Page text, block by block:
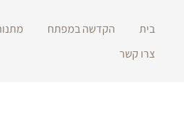
בית הקדשה במפתח
צרו קשר